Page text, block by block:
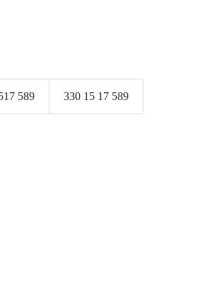
589 330 15 17 589